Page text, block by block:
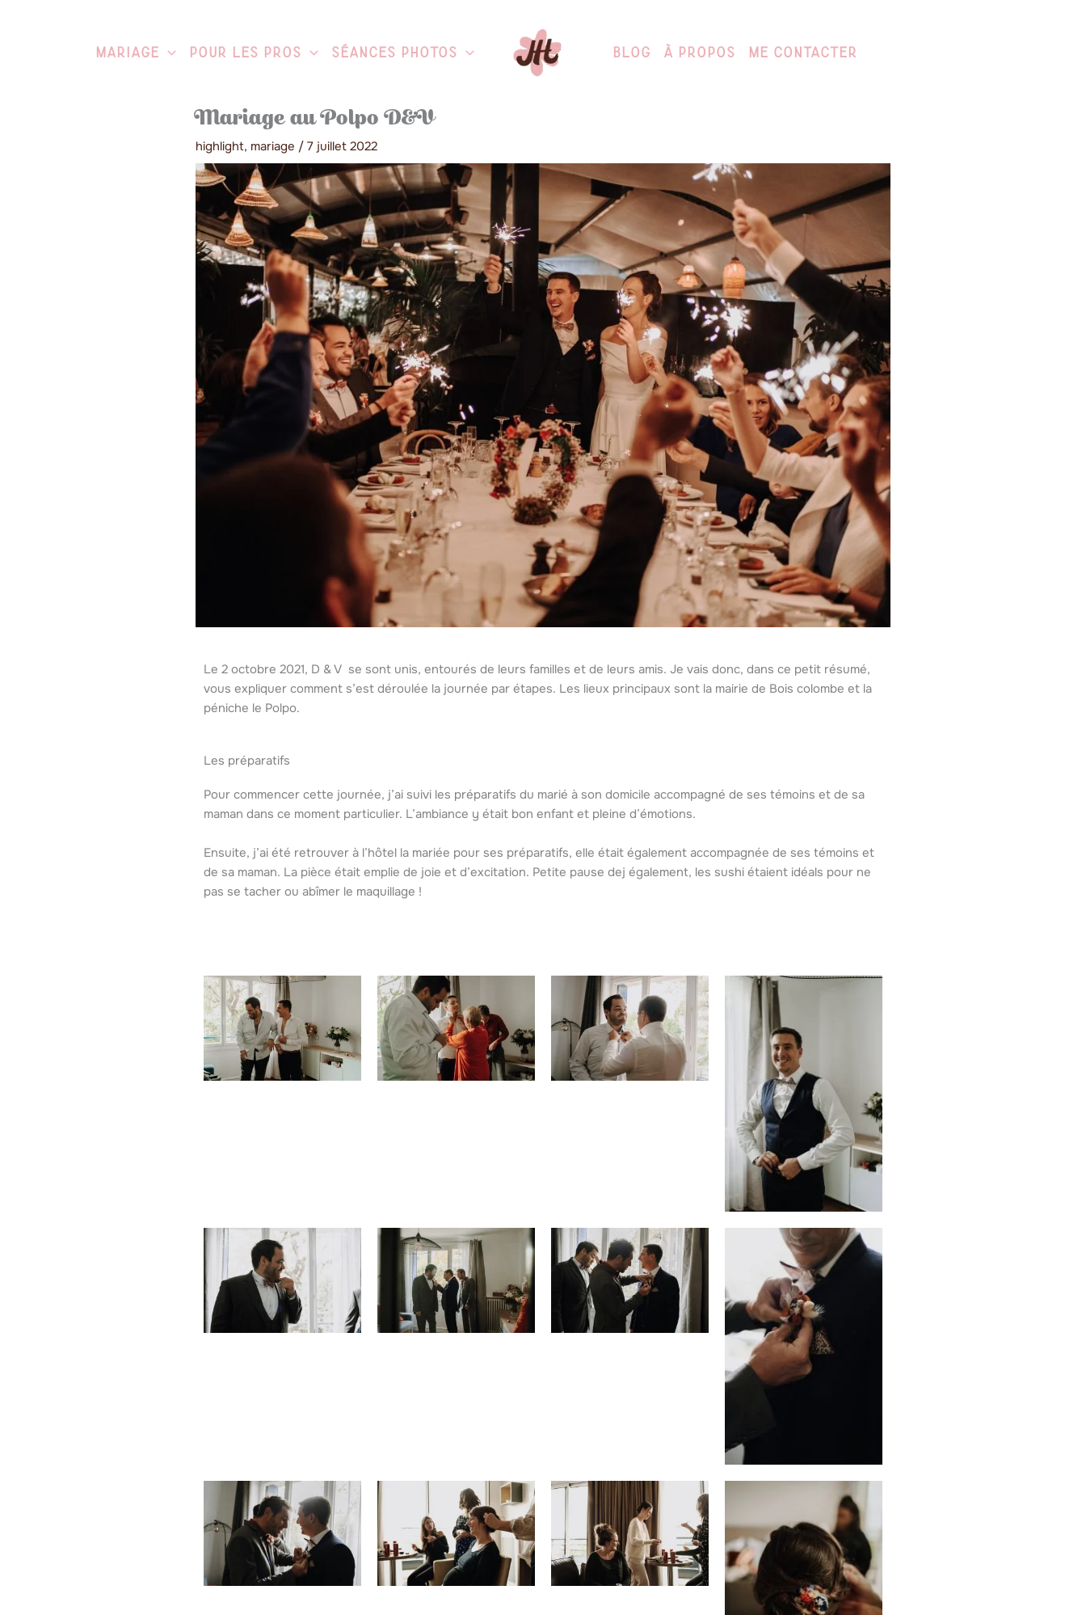
Mariage Pour Les Pros Séances Photos Blog À Propos Me Contacter
Mariage au Polpo D&V
highlight, mariage / 7 juillet 2022
Le 2 octobre 2021, D & V se sont unis, entourés de leurs familles et de leurs amis. Je vais donc, dans ce petit résumé,
vous expliquer comment s’est déroulée la journée par étapes. Les lieux principaux sont la mairie de Bois colombe et la
péniche le Polpo.
Les préparatifs
Pour commencer cette journée, j’ai suivi les préparatifs du marié à son domicile accompagné de ses témoins et de sa
maman dans ce moment particulier. L’ambiance y était bon enfant et pleine d’émotions.
Ensuite, j’ai été retrouver à l’hôtel la mariée pour ses préparatifs, elle était également accompagnée de ses témoins et
de sa maman. La pièce était emplie de joie et d’excitation. Petite pause dej également, les sushi étaient idéals pour ne
pas se tacher ou abîmer le maquillage !